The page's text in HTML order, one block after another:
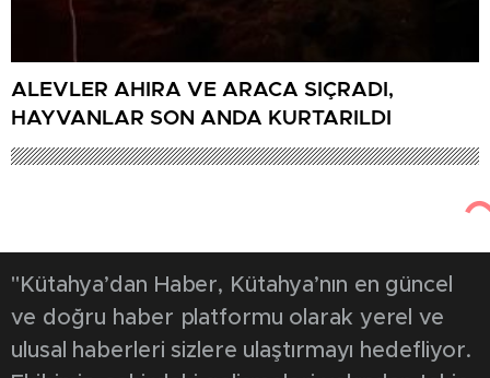
ALEVLER AHIRA VE ARACA SIÇRADI,
HAYVANLAR SON ANDA KURTARILDI
"Kütahya’dan Haber, Kütahya’nın en güncel
ve doğru haber platformu olarak yerel ve
ulusal haberleri sizlere ulaştırmayı hedefliyor.